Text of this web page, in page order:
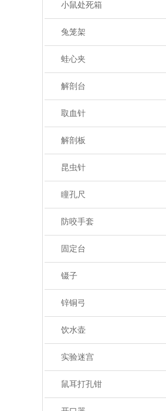
小鼠处死箱
兔笼架
蛙心夹
解剖台
取血针
解剖板
昆虫针
瞳孔尺
防咬手套
固定台
镊子
锌铜弓
饮水壶
实验迷宫
鼠耳打孔钳